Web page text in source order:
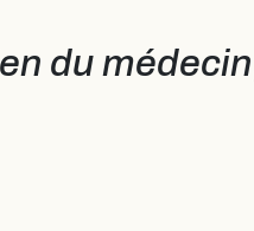
du médecin